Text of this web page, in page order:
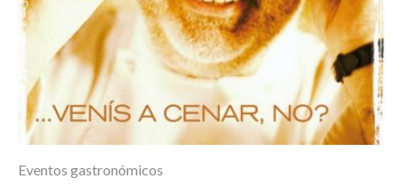
Eventos gastronómicos